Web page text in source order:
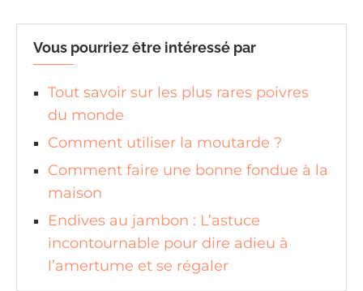
Vous pourriez être intéressé par
Tout savoir sur les plus rares poivres
du monde
Comment utiliser la moutarde ?
Comment faire une bonne fondue à la
maison
Endives au jambon : L’astuce
incontournable pour dire adieu à
l’amertume et se régaler